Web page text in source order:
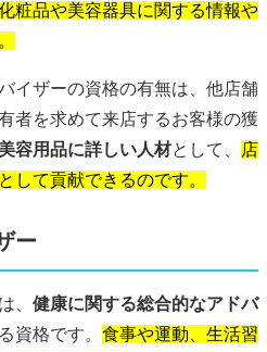
粧品や美容器具に関する情報や
イザーの資格の有無は、他店舗
者を求めて来店するお客様の獲
容用品に詳しい人材として、
店
して貢献できるのです。
ー
、 健康に関する総合的なアドバ
資格です。 食事や運動、生活習